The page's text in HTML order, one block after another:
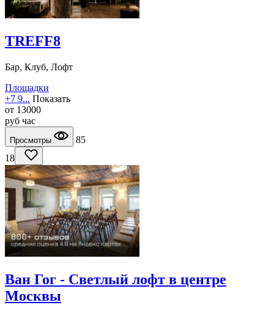
TREFF8
Бар, Клуб, Лофт
Площадки
+7 9... Показать
от 13000
руб час
Просмотры
85
18
Ван Гог - Светлый лофт в центре
Москвы